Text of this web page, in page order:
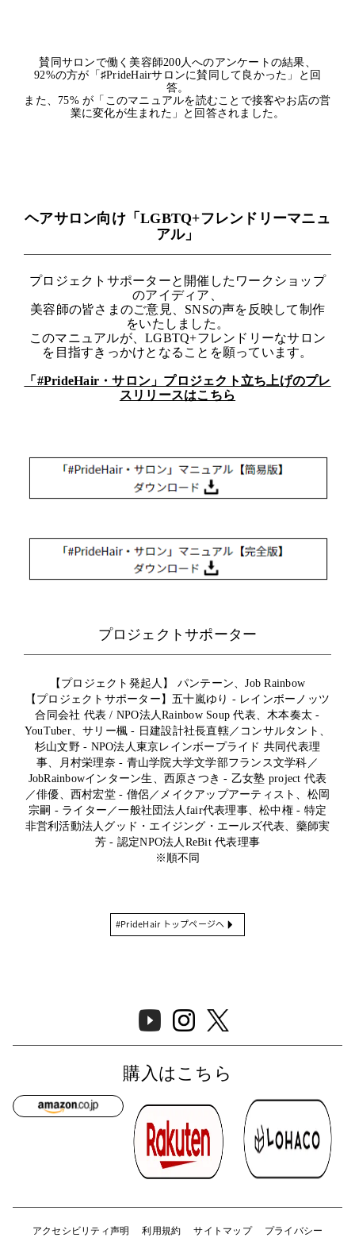
賛同サロンで働く美容師200人へのアンケートの結果、
92%の方が「♯PrideHairサロンに賛同して良かった」と回
答。
また、75% が「このマニュアルを読むことで接客やお店の営
業に変化が生まれた」と回答されました。
ヘアサロン向け「LGBTQ+フレンドリーマニュ
アル」
プロジェクトサポーターと開催したワークショップ
のアイディア、
美容師の皆さまのご意見、SNSの声を反映して制作
をいたしました。
このマニュアルが、LGBTQ+フレンドリーなサロン
を目指すきっかけとなることを願っています。
「#PrideHair・サロン」プロジェクト立ち上げのプレ
スリリースはこちら
プロジェクトサポーター
【プロジェクト発起人】 パンテーン、Job Rainbow
【プロジェクトサポーター】五十嵐ゆり - レインボーノッツ
合同会社 代表 / NPO法人Rainbow Soup 代表、木本奏太 -
YouTuber、サリー楓 - 日建設計社長直轄／コンサルタント、
杉山文野 - NPO法人東京レインボープライド 共同代表理
事、月村栄理奈 - 青山学院大学文学部フランス文学科／
JobRainbowインターン生、西原さつき - 乙女塾 project 代表
／俳優、西村宏堂 - 僧侶／メイクアップアーティスト、松岡
宗嗣 - ライター／一般社団法人fair代表理事、松中権 - 特定
非営利活動法人グッド・エイジング・エールズ代表、藥師実
芳 - 認定NPO法人ReBit 代表理事
※順不同
#PrideHair トップページへ
購入はこちら
アクセシビリティ声明 利用規約 サイトマップ プライバシー